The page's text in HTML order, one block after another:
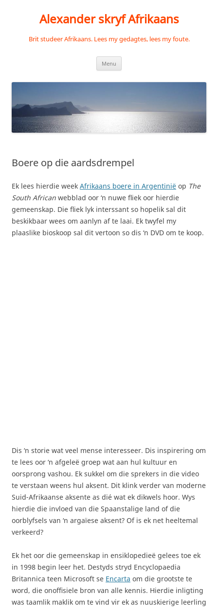
Alexander skryf Afrikaans
Brit studeer Afrikaans. Lees my gedagtes, lees my foute.
Menu
Boere op die aardsdrempel
Ek lees hierdie week Afrikaans boere in Argentinië op The
South African webblad oor ‘n nuwe fliek oor hierdie
gemeenskap. Die fliek lyk interssant so hopelik sal dit
beskikbaar wees om aanlyn af te laai. Ek twyfel my
plaaslike bioskoop sal dit vertoon so dis ‘n DVD om te koop.
Dis ‘n storie wat veel mense interesseer. Dis inspirering om
te lees oor ‘n afgeleë groep wat aan hul kultuur en
oorsprong vashou. Ek sukkel om die sprekers in die video
te verstaan weens hul aksent. Dit klink verder van moderne
Suid-Afrikaanse aksente as dié wat ek dikwels hoor. Wys
hierdie die invloed van die Spaanstalige land of die
oorblyfsels van ‘n argaïese aksent? Of is ek net heeltemal
verkeerd?
Ek het oor die gemeenskap in ensiklopedieë gelees toe ek
in 1998 begin leer het. Destyds stryd Encyclopaedia
Britannica teen Microsoft se Encarta om die grootste te
word, die onoffisiele bron van alle kennis. Hierdie inligting
was taamlik maklik om te vind vir ek as nuuskierige leerling